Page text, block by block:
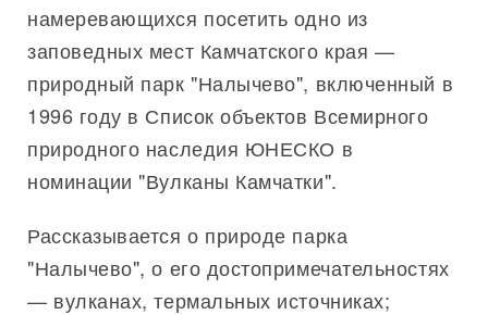
намеревающихся посетить одно из
заповедных мест Камчатского края —
природный парк "Налычево", включенный в
1996 году в Список объектов Всемирного
природного наследия ЮНЕСКО в
номинации "Вулканы Камчатки".
Рассказывается о природе парка
"Налычево", о его достопримечательностях
— вулканах, термальных источниках;